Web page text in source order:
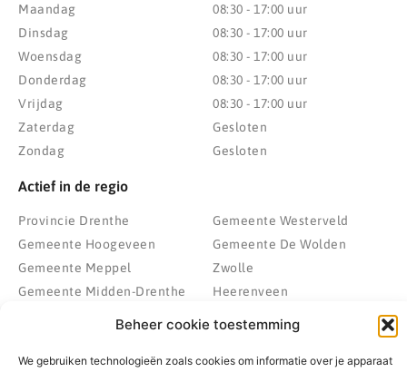
Beheer cookie toestemming
We gebruiken technologieën zoals cookies om informatie over je apparaat
Maandag
Dinsdag
Woensdag
Donderdag
Vrijdag
Zaterdag
Zondag
08:30 - 17:00 uur
08:30 - 17:00 uur
08:30 - 17:00 uur
08:30 - 17:00 uur
08:30 - 17:00 uur
Gesloten
Gesloten
Actief in de regio
Provincie Drenthe
Gemeente Hoogeveen
Gemeente Meppel
Gemeente Midden-Drenthe
Gemeente Steenwijkerland
Gemeente Westerveld
Gemeente De Wolden
Zwolle
Heerenveen
Wolvega